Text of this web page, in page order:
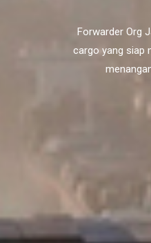
Forwarder Org
cargo yang siap